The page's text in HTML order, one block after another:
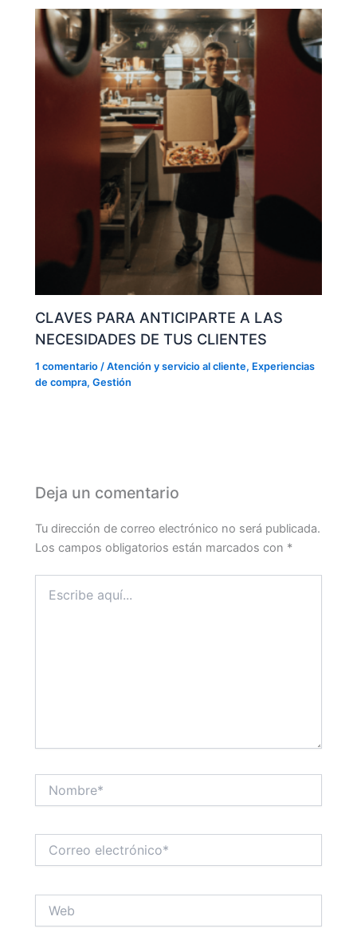
CLAVES PARA ANTICIPARTE A LAS
NECESIDADES DE TUS CLIENTES
1 comentario /Atención y servicio al cliente, Experiencias
de compra,Gestión
Deja un comentario
Tu dirección de correo electrónico no será publicada.
Los campos obligatorios están marcados con *
aquí...
electrónico*